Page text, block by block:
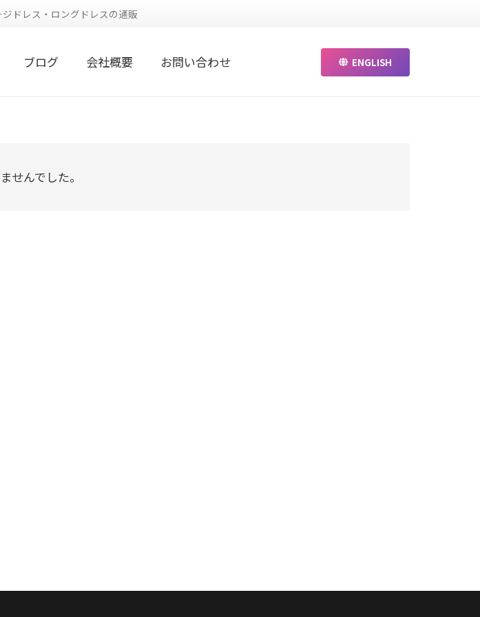
ドレス・ロングドレスの通販
ブログ 会社概要 お問い合わせ ENGLISH
せんでした。